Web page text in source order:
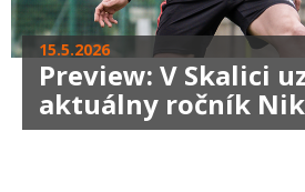
15.5.2026
Preview: V Skalici
aktuálny ročník